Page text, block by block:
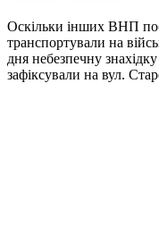
Оскільки інших ВНП
транспортували на
дня небезпечну
зафіксували на вул.